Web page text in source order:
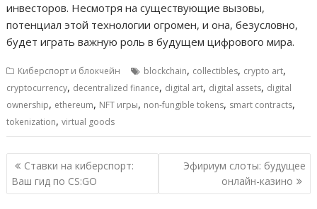
инвесторов. Несмотря на существующие вызовы,
потенциал этой технологии огромен, и она, безусловно,
будет играть важную роль в будущем цифрового мира.
Киберспорт и блокчейн blockchain, collectibles, crypto art,
cryptocurrency, decentralized finance, digital art, digital assets, digital
ownership, ethereum, NFT игры, non-fungible tokens, smart contracts,
tokenization,virtual goods
Навигация
по
записям
Ставки на киберспорт:
Ваш гид по CS:GO
Эфириум слоты: будущее
онлайн-казино